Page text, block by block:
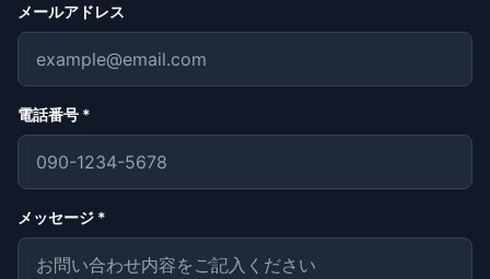
メールアドレス
電話番号 *
メッセージ *